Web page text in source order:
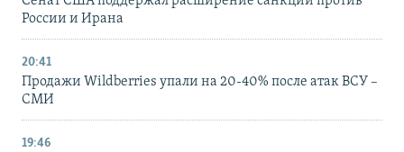
России и Ирана
20:41
Продажи Wildberries упали на 20-40% после атак ВСУ –
СМИ
19:46